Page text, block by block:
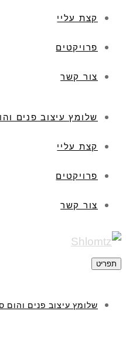
קצת עליי
פרויקטים
צור קשר
שלומץ עיצוב פנים
קצת עליי
פרויקטים
צור קשר
תפריט
שלומץ עיצוב פנים והום